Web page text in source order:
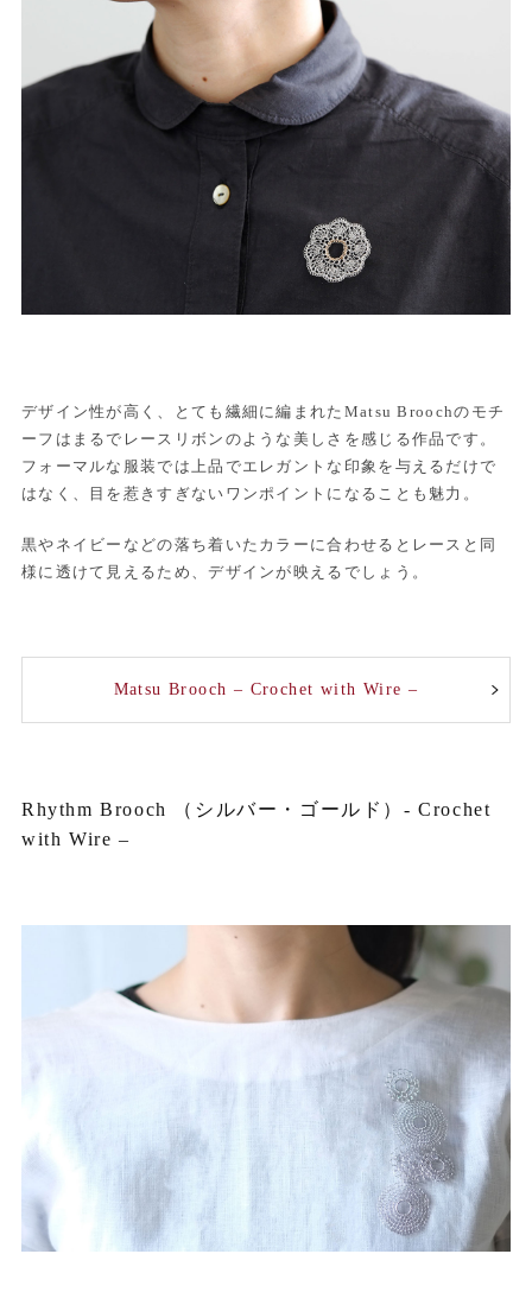
デザイン性が高く、とても繊細に編まれたMatsu Broochのモチ
ーフはまるでレースリボンのような美しさを感じる作品です。
フォーマルな服装では上品でエレガントな印象を与えるだけで
はなく、目を惹きすぎないワンポイントになることも魅力。
黒やネイビーなどの落ち着いたカラーに合わせるとレースと同
様に透けて見えるため、デザインが映えるでしょう。
Matsu Brooch – Crochet with Wire –
Rhythm Brooch （シルバー・ゴールド）- Crochet
with Wire –